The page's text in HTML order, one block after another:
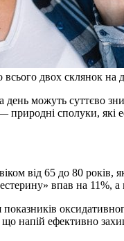
двох склянок на
можуть суттєво
сполуки, які
від 65 до 80
впав на
напій ефективно